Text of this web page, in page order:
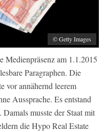
© Getty Images
Medienpräsenz am 1.1.2015
Paragraphen. Die
vor annähernd leerem
Aussprache. Es entstand
musste der Staat mit
die Hypo Real Estate